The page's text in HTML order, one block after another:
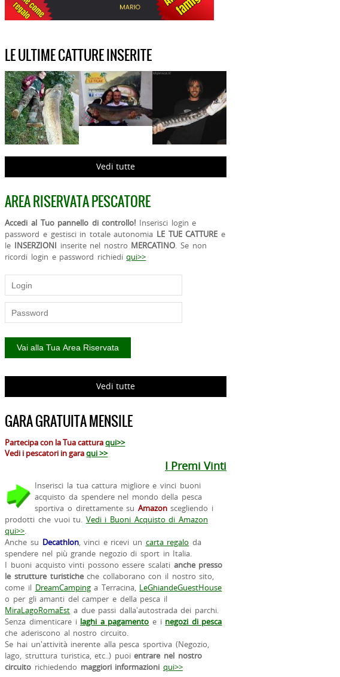
LE ULTIME CATTURE INSERITE
Vedi tutte
AREA RISERVATA PESCATORE
Accedi al Tuo pannello di controllo! Inserisci login e
password e gestisci in totale autonomia LE TUE CATTURE e
le INSERZIONI inserite nel nostro MERCATINO. Se non
ricordi login e password richiediqui>>
Vedi tutte
GARA GRATUITA MENSILE
Partecipa con la Tua catturaqui>>
Vedi i pescatori in garaqui >>
I Premi Vinti
Inserisci la tua cattura migliore e vinci buoni
acquisto da spendere nel mondo della pesca
sportiva o direttamente su Amazonscegliendo i
prodotti che vuoi tu. Vedi i Buoni Acquisto di Amazon
qui>>.
Anche su Decathlon, vinci e ricevi un carta regalo da
spendere nel più grande negozio di sport in Italia.
I buoni acquisto vinti possono essere scalati anche presso
le strutture turisticheche collaborano con il nostro sito,
come il DreamCampinga Terracina, LeGhiandeGuestHouse
o per gli amanti del camper e della pesca il
MiraLagoRomaEst a due passi dalla'autostrada dei parchi.
Senza dimenticare i laghi a pagamento e i negozi di pesca
che aderiscono al nostro circuito.
Se hai un'attività inerente alla pesca sportiva (Negozio,
lago, struttura turistica, etc..) puoientrare nel nostro
circuito richiedendo maggiori informazioni qui>>